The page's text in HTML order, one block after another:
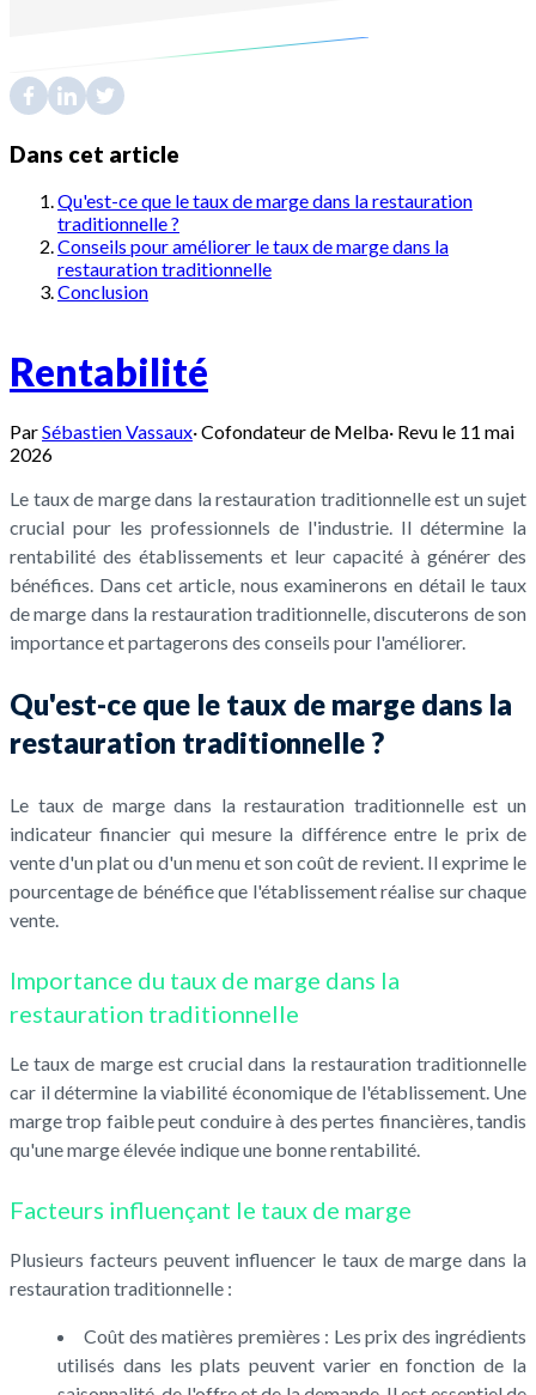
Dans cet article
Qu'est-ce que le taux de marge dans la restauration
traditionnelle ?
Conseils pour améliorer le taux de marge dans la
restauration traditionnelle
Conclusion
Rentabilité
ParSébastien Vassaux·Cofondateur de Melba· Revu le 11 mai
2026
Le taux de marge dans la restauration traditionnelle est un sujet
crucial pour les professionnels de l'industrie. Il détermine la
rentabilité des établissements et leur capacité à générer des
bénéfices. Dans cet article, nous examinerons en détail le taux
de marge dans la restauration traditionnelle, discuterons de son
importance et partagerons des conseils pour l'améliorer.
Qu'est-ce que le taux de marge dans la
restauration traditionnelle ?
Le taux de marge dans la restauration traditionnelle est un
indicateur financier qui mesure la différence entre le prix de
vente d'un plat ou d'un menu et son coût de revient. Il exprime le
pourcentage de bénéfice que l'établissement réalise sur chaque
vente.
Importance du taux de marge dans la
restauration traditionnelle
Le taux de marge est crucial dans la restauration traditionnelle
car il détermine la viabilité économique de l'établissement. Une
marge trop faible peut conduire à des pertes financières, tandis
qu'une marge élevée indique une bonne rentabilité.
Facteurs influençant le taux de marge
Plusieurs facteurs peuvent influencer le taux de marge dans la
restauration traditionnelle :
Coût des matières premières : Les prix des ingrédients
utilisés dans les plats peuvent varier en fonction de la